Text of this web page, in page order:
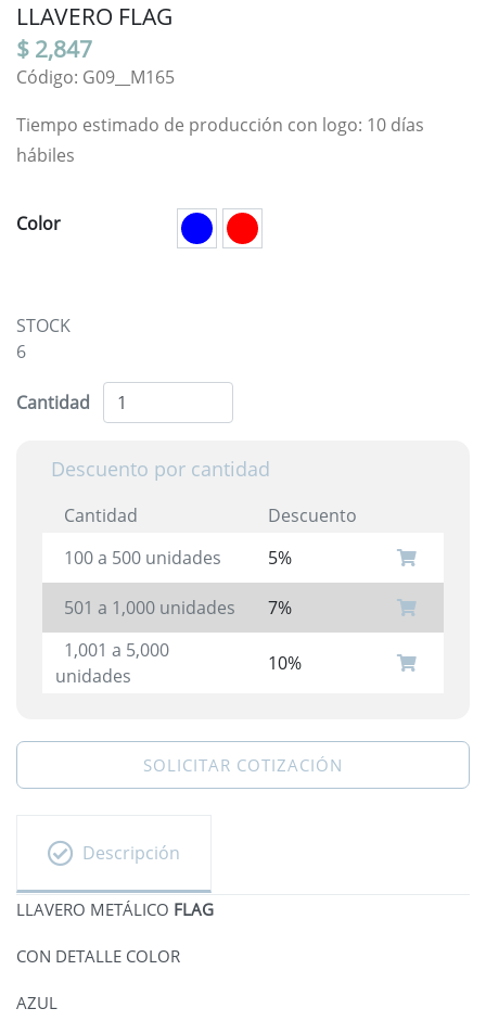
LLAVERO FLAG
$ 2,847
Código: G09__M165
Tiempo estimado de producción con logo: 10 días
hábiles
Color
STOCK
6
Cantidad
Descuento por cantidad
Cantidad
Descuento
100 a 500 unidades
5%
501 a 1,000 unidades
7%
1,001 a 5,000
unidades
10%
SOLICITAR COTIZACIÓN
Descripción
LLAVERO METÁLICO FLAG
CON DETALLE COLOR
AZUL